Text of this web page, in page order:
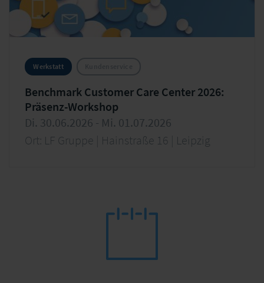
Werkstatt
Benchmark Customer Care Center 2026:
Präsenz-Workshop
Di. 30.06.2026 - Mi. 01.07.2026
Ort: LF Gruppe | Hainstraße 16 | Leipzig